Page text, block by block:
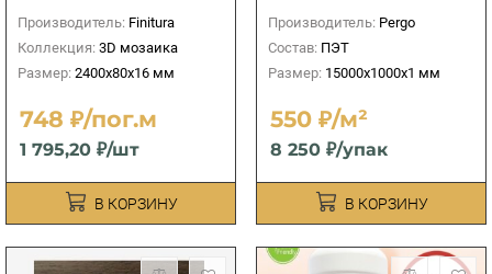
Производитель: Finitura
Коллекция: 3D мозаика
Размер: 2400х80х16 мм
748 ₽/пог.м
1 795,20 ₽/шт
В КОРЗИНУ
Производитель: Pergo
Состав: ПЭТ
Размер: 15000х1000х1 мм
550 ₽/м²
8 250 ₽/упак
В КОРЗИНУ